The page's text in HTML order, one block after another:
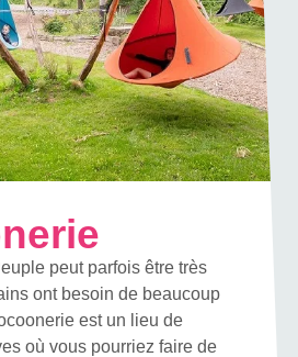
peut parfois être très
ont besoin de beaucoup
est un lieu de
où vous pourriez faire de